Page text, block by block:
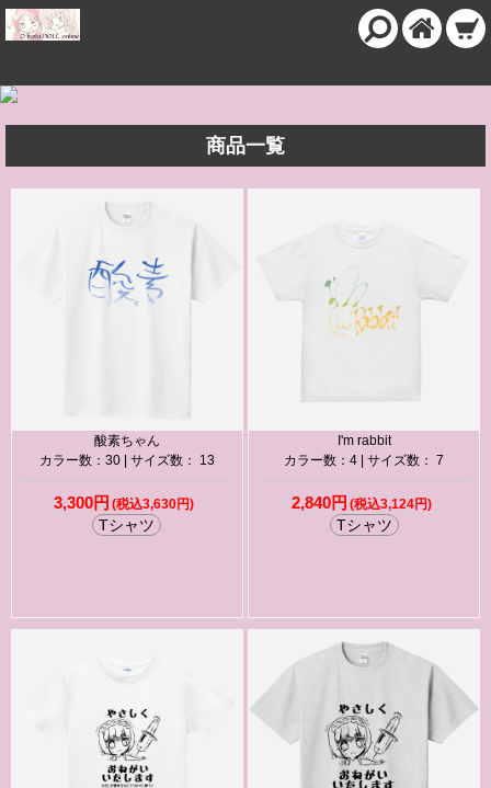
商品一覧
酸素ちゃん
カラー数：30 | サイズ数： 13
3,300円 (税込3,630円)
Tシャツ
I'm rabbit
カラー数：4 | サイズ数： 7
2,840円 (税込3,124円)
Tシャツ